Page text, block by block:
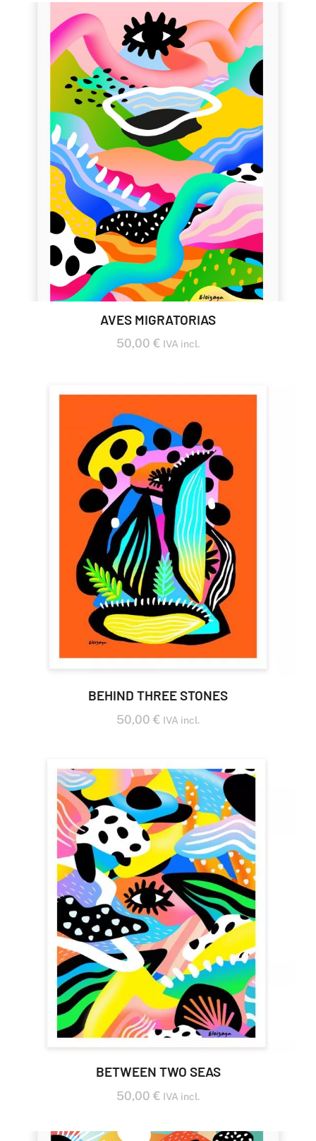
AVES MIGRATORIAS
50,00 € IVA incl.
BEHIND THREE STONES
50,00 € IVA incl.
BETWEEN TWO SEAS
50,00 € IVA incl.